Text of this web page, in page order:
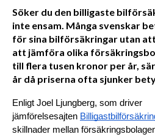
Söker du den billigaste
inte ensam. Många svenskar
för sina bilförsäkringar utan
att jämföra olika
till flera tusen kronor per år,
år då priserna ofta sjunker
Enligt Joel Ljungberg, som driver
jämförelsesajten
skillnader mellan